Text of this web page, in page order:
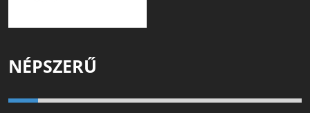
NÉPSZERŰ